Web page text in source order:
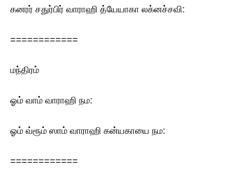
கனரர் சதுர்பிர் வாராஹி த்யேயாகா லக்னச்சவி:
============
மந்திரம்
ஓம் வாம் வாராஹி நம:
ஓம் வ்ரூம் ஸாம் வாராஹி கன்யகாயை நம:
============